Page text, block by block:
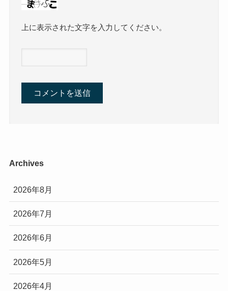
上に表示された文字を入力してください。
Archives
2026年8月
2026年7月
2026年6月
2026年5月
2026年4月